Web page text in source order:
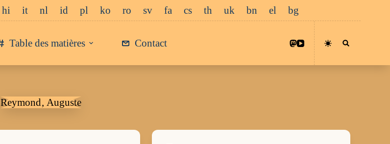
hi it nl id pl ko ro sv fa cs th uk bn el bg
Table des matières Contact
Reymond‚ Auguste